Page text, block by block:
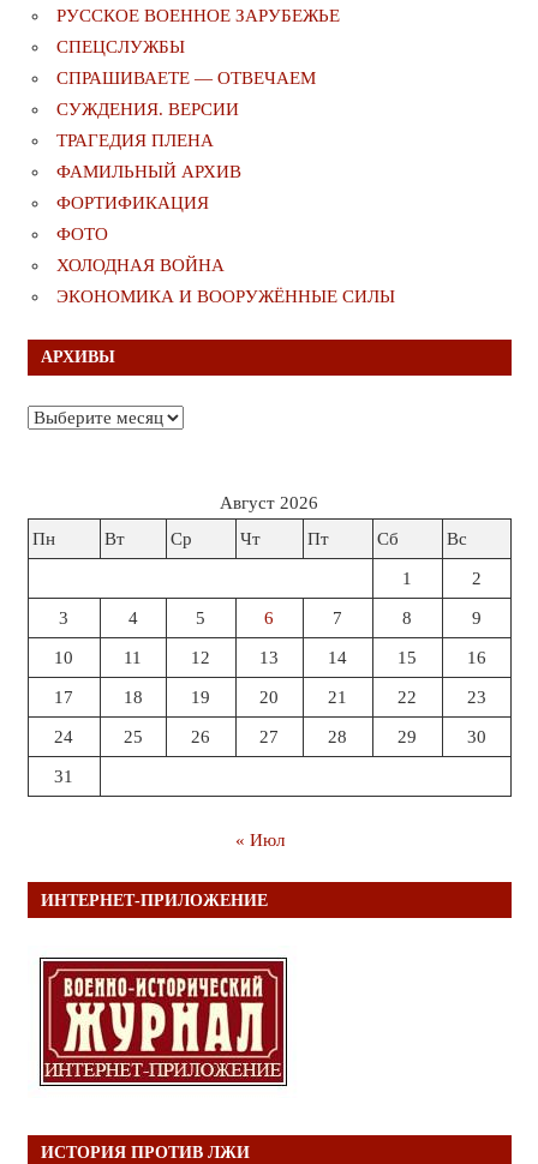
РУССКОЕ ВОЕННОЕ ЗАРУБЕЖЬЕ
СПЕЦСЛУЖБЫ
СПРАШИВАЕТЕ — ОТВЕЧАЕМ
СУЖДЕНИЯ. ВЕРСИИ
ТРАГЕДИЯ ПЛЕНА
ФАМИЛЬНЫЙ АРХИВ
ФОРТИФИКАЦИЯ
ФОТО
ХОЛОДНАЯ ВОЙНА
ЭКОНОМИКА И ВООРУЖЁННЫЕ СИЛЫ
АРХИВЫ
Архивы
Август 2026
Пн
Вт Ср Чт Пт Сб Вс
1 2
3 4 5 6 7 8 9
10 11 12 13 14 15 16
17 18 19 20 21 22 23
24 25 26 27 28 29 30
31
« Июл
ИНТЕРНЕТ-ПРИЛОЖЕНИЕ
ИСТОРИЯ ПРОТИВ ЛЖИ